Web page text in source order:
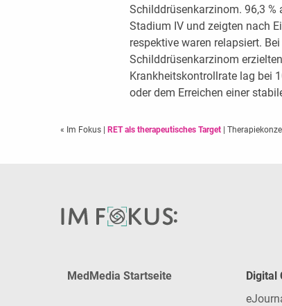
Schilddrüsenkarzinom. 96,3
Stadium IV und zeigten nach
respektive waren relapsiert.
Schilddrüsenkarzinom
Krankheitskontrollrate lag bei
oder dem Erreichen einer
« Im Fokus RET als therapeutisches Target |
MedMedia Startseite
Digital